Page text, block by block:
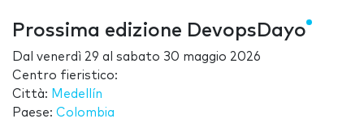
Prossima edizione DevopsDayo
Dal venerdì 29 al sabato 30 maggio 2026
Centro fieristico:
Città: Medellín
Paese: Colombia